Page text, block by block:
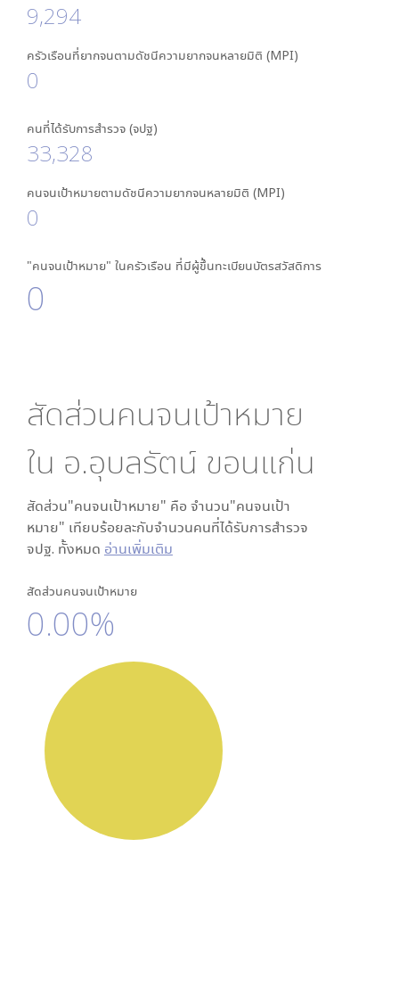
9,294
ครัวเรือนที่ยากจนตามดัชนีความยากจนหลายมิติ (MPI)
0
คนที่ได้รับการสำรวจ (จปฐ)
33,328
คนจนเป้าหมายตามดัชนีความยากจนหลายมิติ (MPI)
0
"คนจนเป้าหมาย" ในครัวเรือน ที่มีผู้ขึ้นทะเบียนบัตรสวัสดิการ
0
สัดส่วนคนจนเป้าหมาย
ใน อ.อุบลรัตน์ ขอนแก่น
สัดส่วน"คนจนเป้าหมาย" คือ จำนวน"คนจนเป้า
หมาย" เทียบร้อยละกับจำนวนคนที่ได้รับการสำรวจ
จปฐ. ทั้งหมด อ่านเพิ่มเติม
สัดส่วนคนจนเป้าหมาย
0.00%